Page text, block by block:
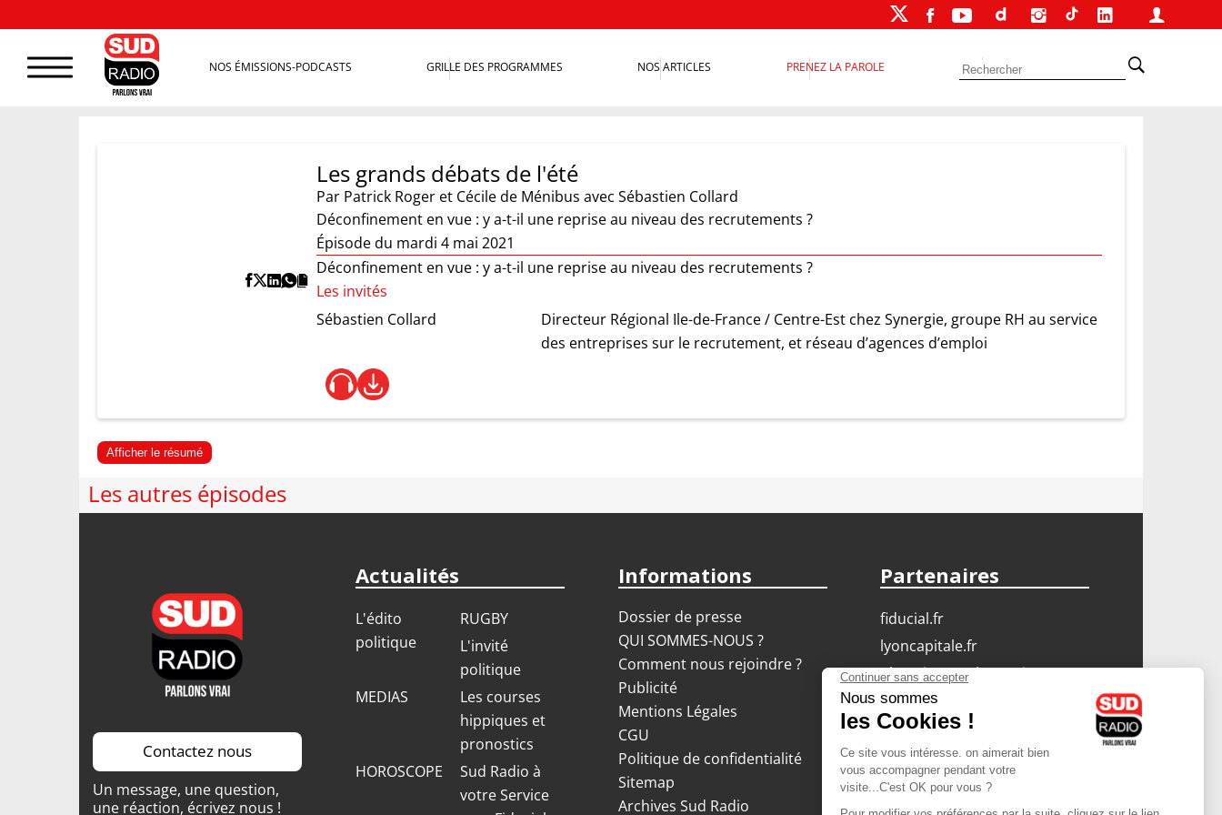
NOS ÉMISSIONS-PODCASTS GRILLE DES PROGRAMMES NOS ARTICLES PRENEZ LA PAROLE
Les grands débats de l'été
Par Patrick Roger et Cécile de Ménibus avec Sébastien Collard
Déconfinement en vue : y a-t-il une reprise au niveau des recrutements ?
Épisode du mardi 4 mai 2021
Déconfinement en vue : y a-t-il une reprise au niveau des recrutements ?
Les invités
Sébastien Collard
Directeur Régional Ile-de-France / Centre-Est chez Synergie, groupe RH au service
des entreprises sur le recrutement, et réseau d’agences d’emploi
Afficher le résumé
Les autres épisodes
Contactez nous
Un message, une question,
une réaction, écrivez nous !
Actualités
L'édito
politique
RUGBY
L'invité
politique
MEDIAS
Les courses
hippiques et
pronostics
HOROSCOPE
Sud Radio à
votre Service
Informations
Dossier de presse
QUI SOMMES-NOUS ?
Comment nous rejoindre ?
Publicité
Mentions Légales
CGU
Politique de confidentialité
Sitemap
Archives Sud Radio
Partenaires
fiducial.fr
lyoncapitale.fr
olympique-et-lyonnais.com
L'application Iphone
/ Android
Téléchargez l'application